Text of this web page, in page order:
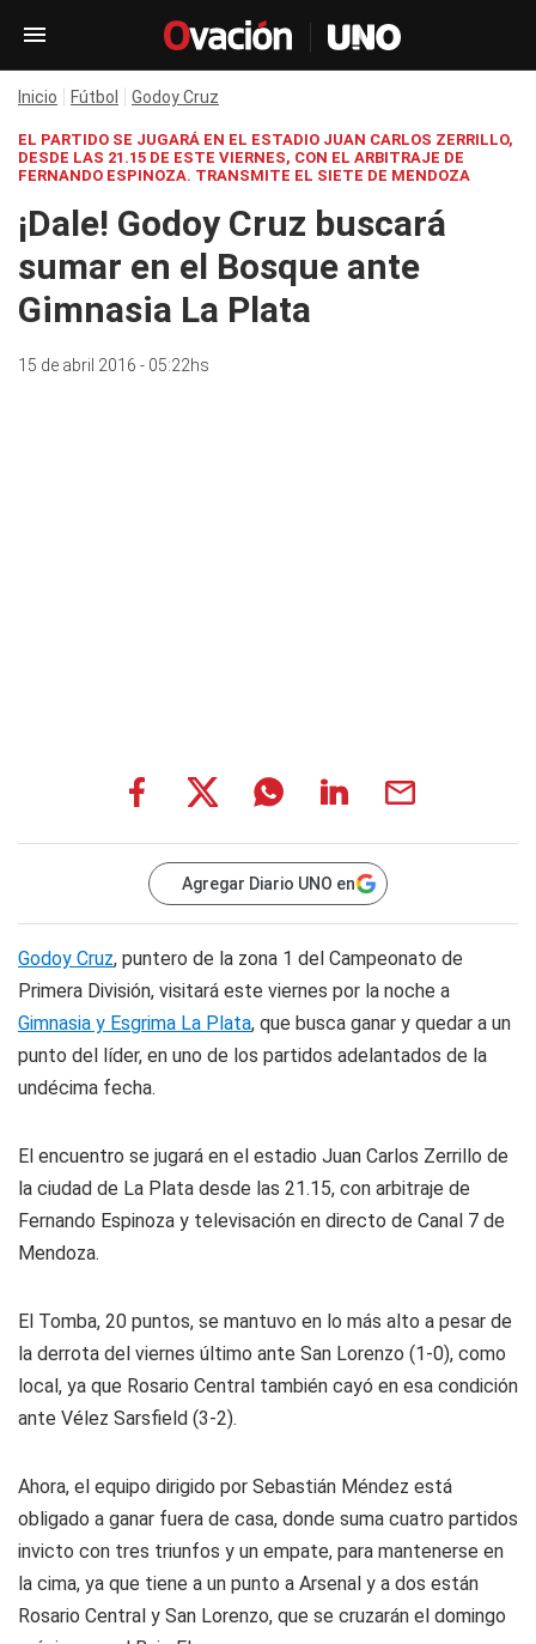
Inicio Fútbol Godoy Cruz
EL PARTIDO SE JUGARÁ EN EL ESTADIO JUAN CARLOS ZERRILLO,
DESDE LAS 21.15 DE ESTE VIERNES, CON EL ARBITRAJE DE
FERNANDO ESPINOZA. TRANSMITE EL SIETE DE MENDOZA
¡Dale! Godoy Cruz buscará
sumar en el Bosque ante
Gimnasia La Plata
15 de abril 2016 - 05:22hs
Agregar Diario UNO en
Godoy Cruz, puntero de la zona 1 del Campeonato de
Primera División, visitará este viernes por la noche a
Gimnasia y Esgrima La Plata, que busca ganar y quedar a un
punto del líder, en uno de los partidos adelantados de la
undécima fecha.
El encuentro se jugará en el estadio Juan Carlos Zerrillo de
la ciudad de La Plata desde las 21.15, con arbitraje de
Fernando Espinoza y televisación en directo de Canal 7 de
Mendoza.
El Tomba, 20 puntos, se mantuvo en lo más alto a pesar de
la derrota del viernes último ante San Lorenzo (1-0), como
local, ya que Rosario Central también cayó en esa condición
ante Vélez Sarsfield (3-2).
Ahora, el equipo dirigido por Sebastián Méndez está
obligado a ganar fuera de casa, donde suma cuatro partidos
invicto con tres triunfos y un empate, para mantenerse en
la cima, ya que tiene a un punto a Arsenal y a dos están
Rosario Central y San Lorenzo, que se cruzarán el domingo